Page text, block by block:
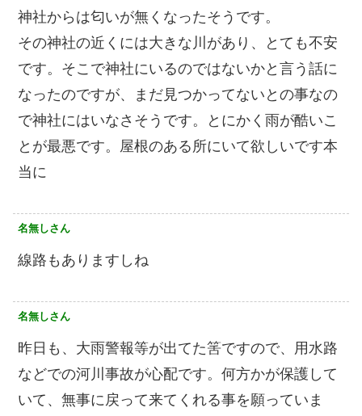
神社からは匂いが無くなったそうです。
その神社の近くには大きな川があり、とても不安
です。そこで神社にいるのではないかと言う話に
なったのですが、まだ見つかってないとの事なの
で神社にはいなさそうです。とにかく雨が酷いこ
とが最悪です。屋根のある所にいて欲しいです本
当に
名無しさん
線路もありますしね
名無しさん
昨日も、大雨警報等が出てた筈ですので、用水路
などでの河川事故が心配です。何方かが保護して
いて、無事に戻って来てくれる事を願っていま